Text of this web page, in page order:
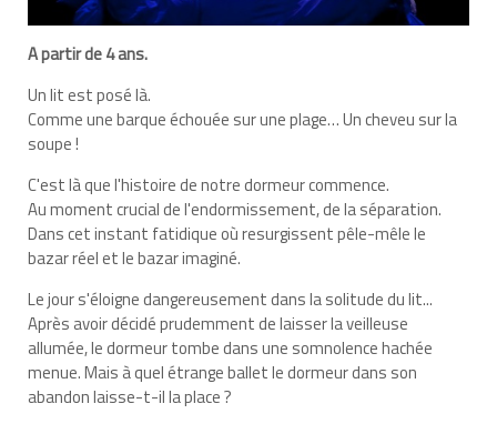
A partir de 4 ans.
Un lit est posé là.
Comme une barque échouée sur une plage… Un cheveu sur la
soupe !
C'est là que l'histoire de notre dormeur commence.
Au moment crucial de l'endormissement, de la séparation.
Dans cet instant fatidique où resurgissent pêle-mêle le
bazar réel et le bazar imaginé.
Le jour s'éloigne dangereusement dans la solitude du lit...
Après avoir décidé prudemment de laisser la veilleuse
allumée, le dormeur tombe dans une somnolence hachée
menue. Mais à quel étrange ballet le dormeur dans son
abandon laisse-t-il la place ?